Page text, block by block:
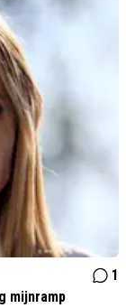
1
mijnramp